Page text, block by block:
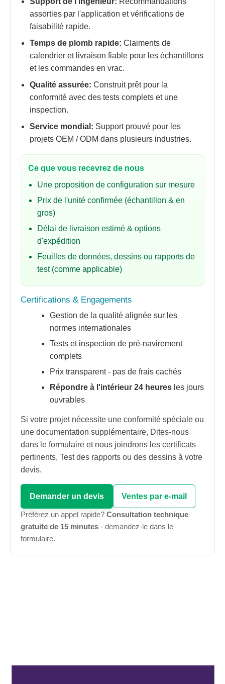
assorties par l'application et vérifications de
faisabilité rapide.
Temps de plomb rapide: Claiments de
calendrier et livraison fiable pour les échantillons
et les commandes en vrac.
Qualité assurée: Construit prêt pour la
conformité avec des tests complets et une
inspection.
Service mondial: Support prouvé pour les
projets OEM / ODM dans plusieurs industries.
Ce que vous recevrez de nous
Une proposition de configuration sur mesure
Prix ​​de l'unité confirmée (échantillon & en
gros)
Délai de livraison estimé & options
d'expédition
Feuilles de données, dessins ou rapports de
test (comme applicable)
Certifications & Engagements
Gestion de la qualité alignée sur les
normes internationales
Tests et inspection de pré-navirement
complets
Prix ​​transparent - pas de frais cachés
Répondre à l'intérieur 24 heures les jours
ouvrables
Si votre projet nécessite une conformité spéciale ou
une documentation supplémentaire, Dites-nous
dans le formulaire et nous joindrons les certificats
pertinents, Test des rapports ou des dessins à votre
devis.
Demander un devis Ventes par e-mail
Préférez un appel rapide? Consultation technique
gratuite de 15 minutes - demandez-le dans le
formulaire.